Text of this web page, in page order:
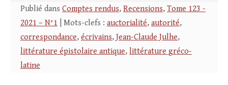
Publié dans Comptes rendus, Recensions, Tome 123 -
2021 – N°1 | Mots-clefs : auctorialité, autorité,
correspondance, écrivains, Jean-Claude Julhe,
littérature épistolaire antique, littérature gréco-
latine